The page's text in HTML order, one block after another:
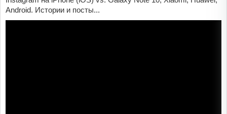
Android. Истории и посты...